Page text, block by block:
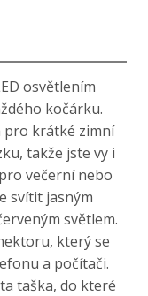
osvětlením
kočárku.
pro krátké zimní
takže jste vy i
večerní nebo
svítit jasným
světlem.
který se
a počítači.
taška, do které